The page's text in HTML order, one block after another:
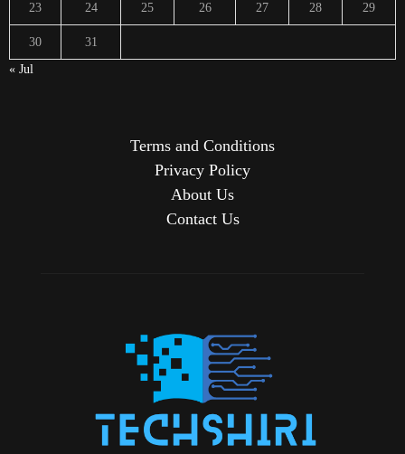
23 24 25 26 27 28 29
30
31
« Jul
Terms and Conditions
Privacy Policy
About Us
Contact Us